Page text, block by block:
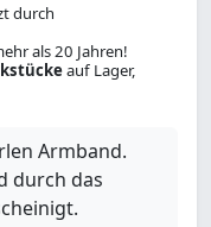
durch
als 20 Jahren!
auf Lager,
Armband.
durch das